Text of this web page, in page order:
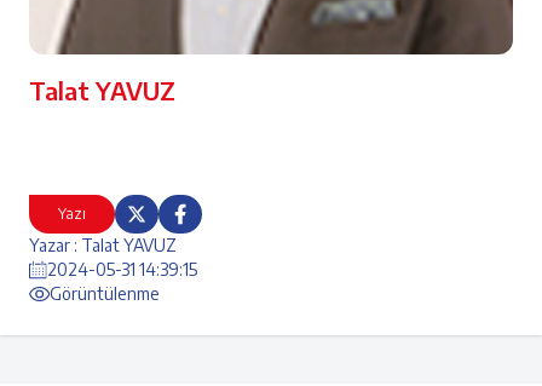
Yazı
Yazar : Talat YAVUZ
2024-05-31 14:39:15
Görüntülenme
Talat YAVUZ